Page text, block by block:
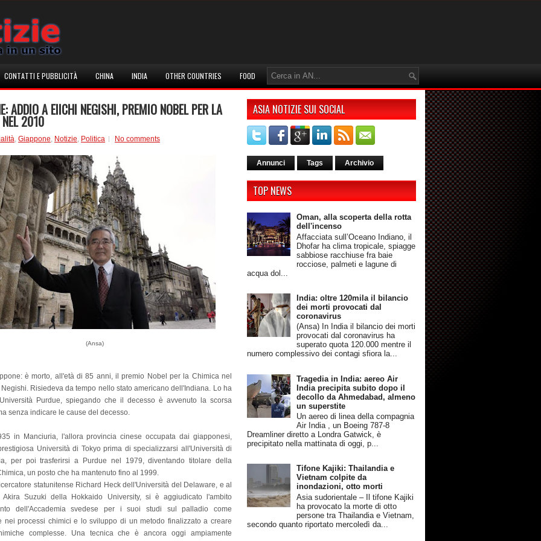
CONTATTI E PUBBLICITÀ CHINA INDIA OTHER COUNTRIES FOOD
ADDIO A EIICHI NEGISHI, PREMIO NOBEL PER LA
2010
, Giappone, Notizie, Politica No comments
(Ansa)
è morto, all'età di 85 anni, il premio Nobel per la Chimica nel
Risiedeva da tempo nello stato americano dell'Indiana. Lo ha
Purdue, spiegando che il decesso è avvenuto la scorsa
senza indicare le cause del decesso.
in Manciuria, l'allora provincia cinese occupata dai giapponesi,
Università di Tokyo prima di specializzarsi all'Università di
per poi trasferirsi a Purdue nel 1979, diventando titolare della
un posto che ha mantenuto fino al 1999.
statunitense Richard Heck dell'Università del Delaware, e al
Akira Suzuki della Hokkaido University, si è aggiudicato l'ambito
dell'Accademia svedese per i suoi studi sul palladio come
nei processi chimici e lo sviluppo di un metodo finalizzato a creare
complesse. Una tecnica che è ancora oggi ampiamente
ASIA NOTIZIE SUI SOCIAL
Annunci Tags Archivio
TOP NEWS
Oman, alla scoperta della rotta
dell'incenso
Affacciata sull’Oceano Indiano, il
Dhofar ha clima tropicale, spiagge
sabbiose racchiuse fra baie
rocciose, palmeti e lagune di
acqua dol...
India: oltre 120mila il bilancio
dei morti provocati dal
coronavirus
(Ansa) In India il bilancio dei morti
provocati dal coronavirus ha
superato quota 120.000 mentre il
numero complessivo dei contagi sfiora la...
Tragedia in India: aereo Air
India precipita subito dopo il
decollo da Ahmedabad, almeno
un superstite
Un aereo di linea della compagnia
Air India , un Boeing 787-8
Dreamliner diretto a Londra Gatwick, è
precipitato nella mattinata di oggi, p...
Tifone Kajiki: Thailandia e
Vietnam colpite da
inondazioni, otto morti
Asia sudorientale – Il tifone Kajiki
ha provocato la morte di otto
persone tra Thailandia e Vietnam,
secondo quanto riportato mercoledì da...